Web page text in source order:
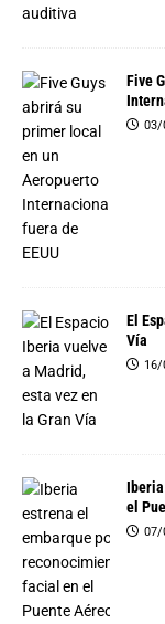
Five
03/
El
Vía
16/
el
07/